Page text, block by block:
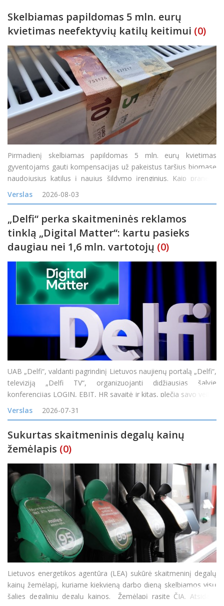
Skelbiamas papildomas 5 mln. eurų
kvietimas neefektyvių katilų keitimui (0)
Pirmadienį skelbiamas papildomas 5 mln. eurų kvietimas
gyventojams gauti kompensacijas už pakeistus taršius biomasę
naudojusius katilus į naujus šildymo įrenginius. Kaip pranešė
Lietuvos energetikos agentūra (LEA), teikti paraiškas gyventojai
galės nuo 14 val. &bdq
Verslas 2026-08-03
„Delfi“ perka skaitmeninės reklamos
tinklą „Digital Matter“: kartu pasieks
daugiau nei 1,6 mln. vartotojų (0)
UAB „Delfi“, valdanti pagrindinį Lietuvos naujienų portalą „Delfi“,
televiziją „Delfi TV“, organizuojanti didžiausias šalyje
konferencijas LOGIN, EBIT, HR savaitė ir kitas, plečia savo veiklą
įsigijusi vieną didžiausių skaitmeninės reklamos tinklų Baltijos
Verslas 2026-07-31
Sukurtas skaitmeninis degalų kainų
žemėlapis (0)
Lietuvos energetikos agentūra (LEA) sukūrė skaitmeninį degalų
kainų žemėlapį, kuriame kiekvieną darbo dieną skelbiamos visų
šalies degalinių degalų kainos. Žemėlapį rasite ČIA. Atsidarę